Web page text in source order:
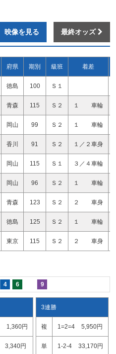
映像を見る 最終オッズ
府県 期別 級班 着差
徳島 100 Ｓ１
青森 115 Ｓ２ １ 車輪
岡山 99 Ｓ２ １ 車輪
香川 91 Ｓ２ １／２車身
岡山 115 Ｓ１ ３／４車輪
岡山 96 Ｓ２ １ 車輪
青森 123 Ｓ２ ２ 車身
徳島 125 Ｓ２ １ 車輪
東京 115 Ｓ２ ２ 車身
4 6 9
1,360円
3,340円
3連勝
複 1=2=4 5,950円
単 1-2-4 33,170円